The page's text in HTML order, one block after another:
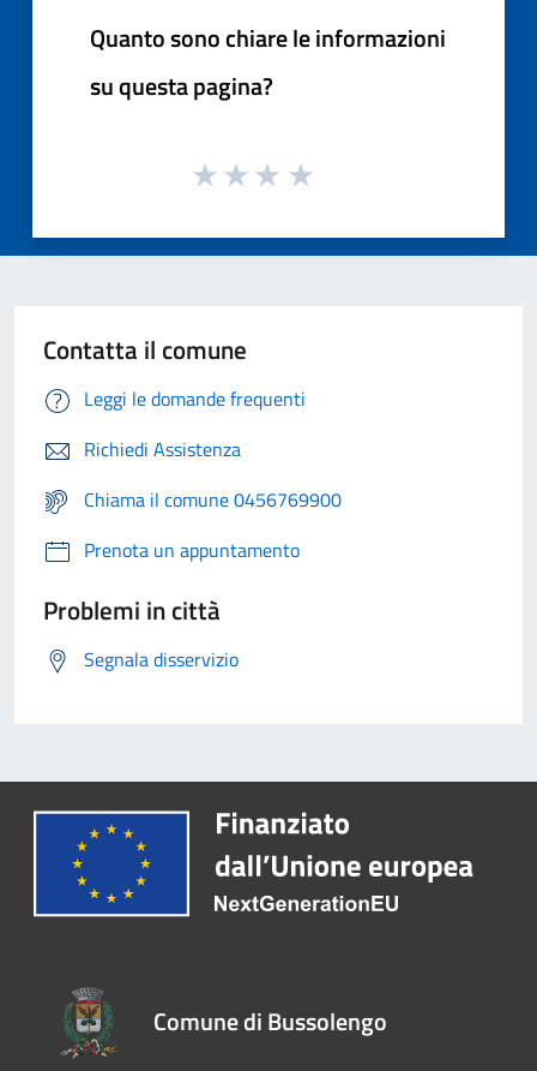
Quanto sono chiare le informazioni
su questa pagina?
Contatta il comune
Leggi le domande frequenti
Richiedi Assistenza
Chiama il comune 0456769900
Prenota un appuntamento
Problemi in città
Segnala disservizio
Comune di Bussolengo